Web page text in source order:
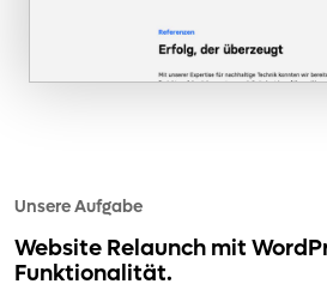
Unsere Aufgabe
Website Relaunch mit
Funktionalität.